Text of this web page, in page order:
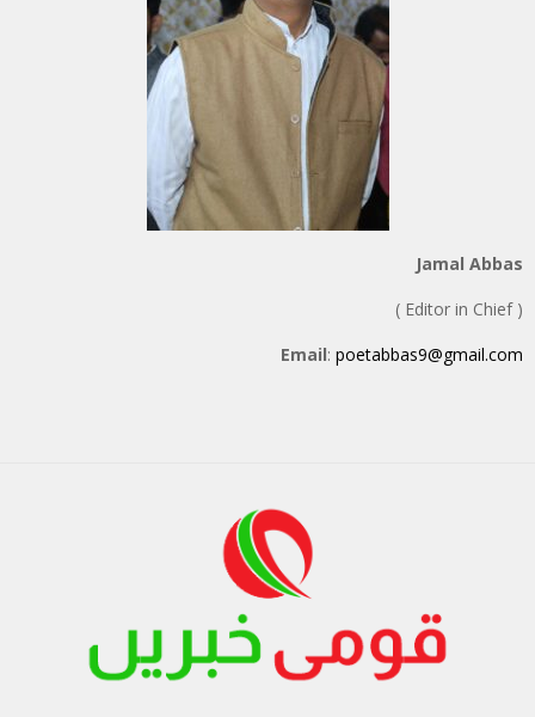
Jamal Abbas
( Editor in Chief )
Email: poetabbas9@gmail.com